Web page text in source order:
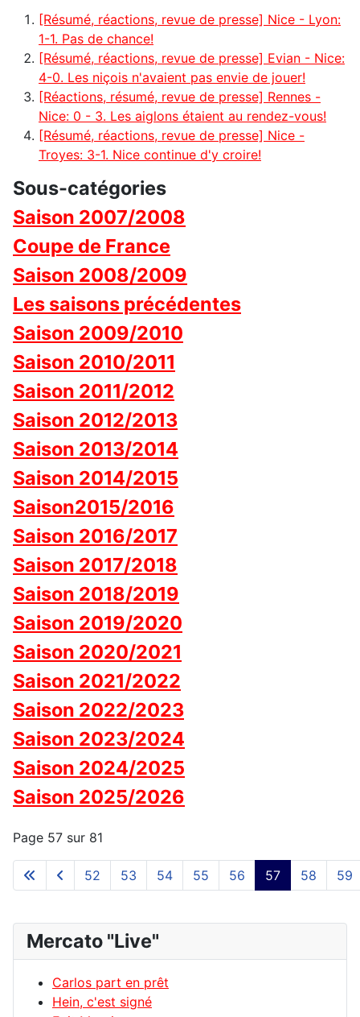
[Résumé, réactions, revue de presse] Nice - Lyon:
1-1. Pas de chance!
[Résumé, réactions, revue de presse] Evian - Nice:
4-0. Les niçois n'avaient pas envie de jouer!
[Réactions, résumé, revue de presse] Rennes -
Nice: 0 - 3. Les aiglons étaient au rendez-vous!
[Résumé, réactions, revue de presse] Nice -
Troyes: 3-1. Nice continue d'y croire!
Sous-catégories
Saison 2007/2008
Coupe de France
Saison 2008/2009
Les saisons précédentes
Saison 2009/2010
Saison 2010/2011
Saison 2011/2012
Saison 2012/2013
Saison 2013/2014
Saison 2014/2015
Saison2015/2016
Saison 2016/2017
Saison 2017/2018
Saison 2018/2019
Saison 2019/2020
Saison 2020/2021
Saison 2021/2022
Saison 2022/2023
Saison 2023/2024
Saison 2024/2025
Saison 2025/2026
Page 57 sur 81
52 53 54 55 56 57 58 59
Mercato "Live"
Carlos part en prêt
Hein, c'est signé